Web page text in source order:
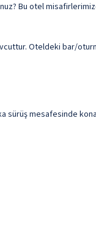
Bu otel
Oteldeki bar/
mesafesinde